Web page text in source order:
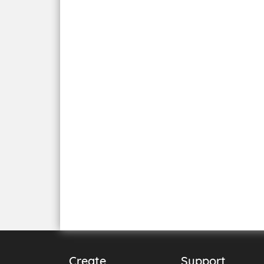
Create Support